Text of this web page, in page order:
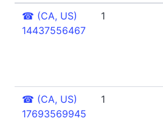
☎ (CA, US)
14437556467
1
☎ (CA, US)
17693569945
1